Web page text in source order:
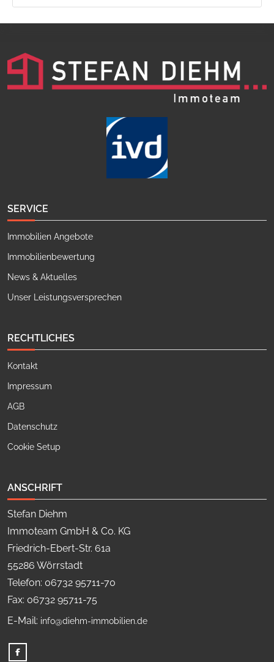
SERVICE
Immobilien Angebote
Immobilienbewertung
News & Aktuelles
Unser Leistungsversprechen
RECHTLICHES
Kontakt
Impressum
AGB
Datenschutz
Cookie Setup
ANSCHRIFT
Stefan Diehm
Immoteam GmbH & Co. KG
Friedrich-Ebert-Str. 61a
55286 Wörrstadt
Telefon: 06732 95711-70
Fax: 06732 95711-75
E-Mail: info@diehm-immobilien.de